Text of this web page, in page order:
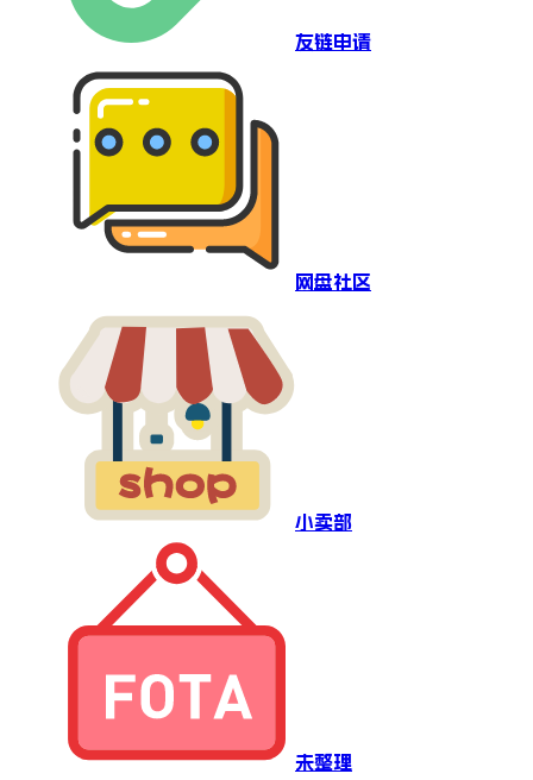
友链申请
网盘社区
小卖部
未整理